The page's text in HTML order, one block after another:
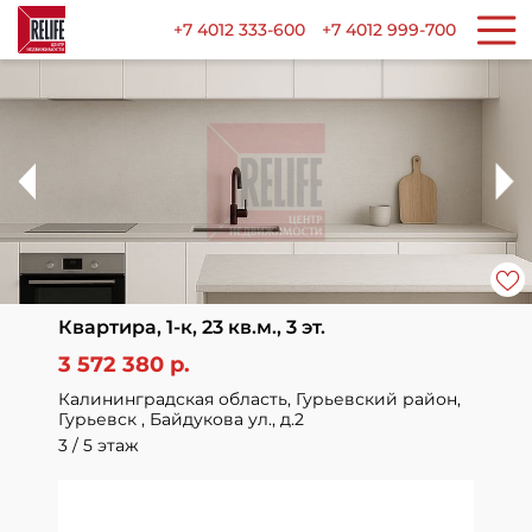
+7 4012 333-600 +7 4012 999-700
Квартира, 1-к, 23 кв.м., 3 эт.
3 572 380 р.
Калининградская область, Гурьевский район,
Гурьевск , Байдукова ул., д.2
3 / 5 этаж